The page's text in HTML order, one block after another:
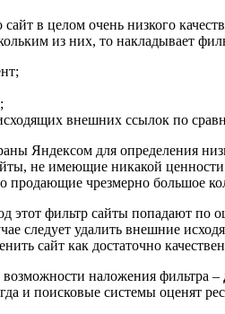
в целом очень низкого
из них, то накладывает
внешних ссылок по
Яндексом для определения
не имеющие никакой
продающие чрезмерно большое
этот фильтр сайты попадают по
следует удалить внешние
сайт как достаточно
возможности наложения фильтра –
и поисковые системы оценят